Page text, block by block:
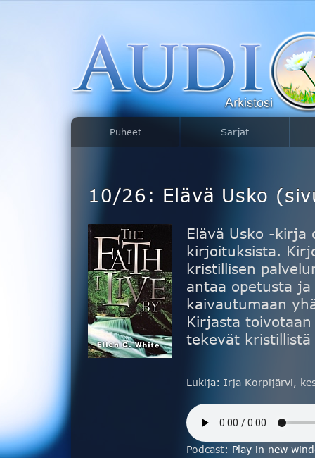
Puheet Sarjat
10/26: Elävä Usko
Elävä Usko -kirja
kirjoituksista.
kristillisen
antaa opetusta
kaivautumaan
Kirjasta
tekevät
Lukija: Irja Korpijärvi,
Podcast: Play in new